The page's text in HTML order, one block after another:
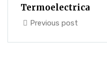
Termoelectrica
Previous post